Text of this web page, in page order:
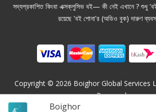
Boighor
সদ্যপ্রকাশিত কিংবা এক্সক্লুসিভ বই— কী নেই এখানে ? শুধু
রয়েছে 'বই শোনা'র (অডিও বুক) দারুণ
Copyright © 2026 Boighor Global Services
Reserved.